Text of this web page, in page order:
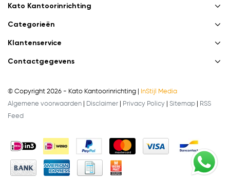
Kato Kantoorinrichting
Categorieën
Klantenservice
Contactgegevens
© Copyright 2026 - Kato Kantoorinrichting |
InStijl Media
Algemene voorwaarden
Disclaimer Privacy Policy Sitemap
RSS
Feed